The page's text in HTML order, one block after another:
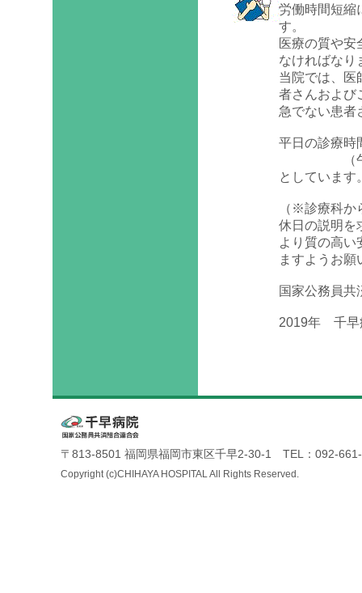
労働時間短縮
す。
医療の質や安
なければなり
当院では、医
者さんおよび
急でない患者
平日の診療時
（午前９
としています
（※診療科か
休日の説明を
より質の高い
ますようお願
国家公務員共
2019年 千早
〒813-8501 福岡県福岡市東区千早2-30-1 TEL：092-
Copyright (c)CHIHAYA HOSPITAL All Rights Reserved.